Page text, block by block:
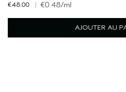
€48.00 | €0.48/ml
AJOUTER AU